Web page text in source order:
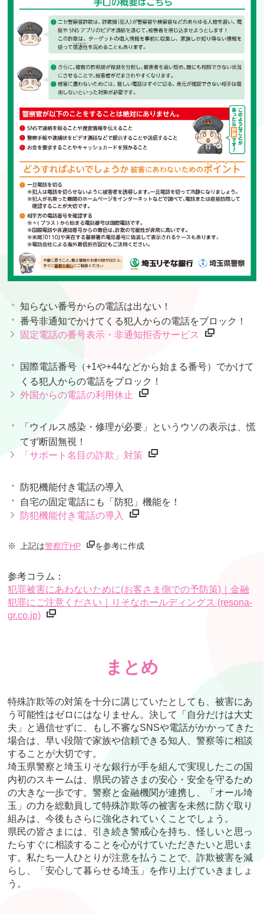
知らない番号からの電話は出ない！
番号非通知でかけてくる犯人からの電話をブロック！
固定電話の番号表示・非通知拒否サービス
国際電話番号（+1や+44などから始まる番号）でかけて
くる犯人からの電話をブロック！
外国からの電話の利用休止
「ウイルス感染・修理が必要」というウソの表示は、慌
てず断固無視！
「サポート名目の詐欺」対策
防犯機能付き電話の導入
自宅の固定電話にも「防犯」機能を！
防犯機能付き電話の導入
※ 上記は警察庁HP を参考に作成
参考コラム：
犯罪被害にあわないために(お客さま側での予防策)｜金融
犯罪にご注意ください｜りそなホールディングス (resona-
gr.co.jp)
まとめ
特殊詐欺等の対策を十分に講じていたとしても、被害にあ
う可能性はゼロにはなりません。決して「自分だけは大丈
夫」と過信せずに、もし不審なSNSや電話がかかってきた
場合は、早い段階で家族や信頼できる知人、警察等に相談
することが大切です。
埼玉県警察と埼玉りそな銀行が手を組んで実現したこの国
内初のスキームは、県民の皆さまの安心・安全を守るため
の大きな一歩です。警察と金融機関が連携し、「オール埼
玉」の力を総動員して特殊詐欺等の被害を未然に防ぐ取り
組みは、今後もさらに強化されていくことでしょう。
県民の皆さまには、引き続き警戒心を持ち、怪しいと思っ
たらすぐに相談することを心がけていただきたいと思いま
す。私たち一人ひとりが注意を払うことで、詐欺被害を減
らし、「安心して暮らせる埼玉」を作り上げていきましょ
う。